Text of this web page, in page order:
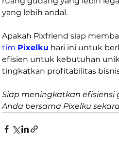
yang lebih andal.
Apakah Pixfriend siap
tim Pixelku hari ini untuk
efisien untuk kebutuhan
tingkatkan profitabilitas
Siap meningkatkan efisiensi
Anda bersama Pixelku